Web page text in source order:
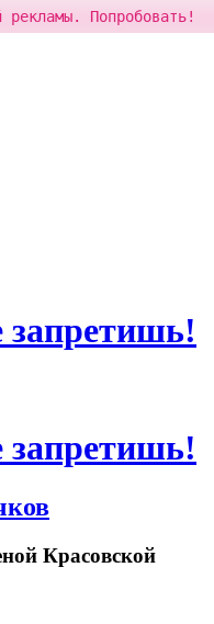
Красовской
рекламы. Попробовать!